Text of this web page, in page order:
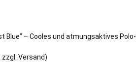
Blue” – Cooles und atmungsaktives
zzgl. Versand)